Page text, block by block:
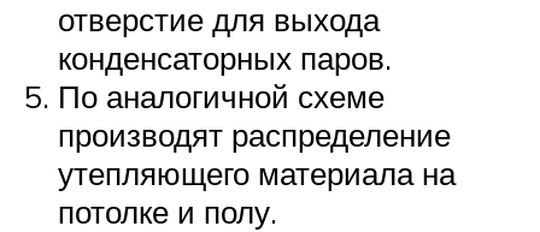
отверстие для выхода
конденсаторных паров.
По аналогичной схеме
производят распределение
утепляющего материала на
потолке и полу.